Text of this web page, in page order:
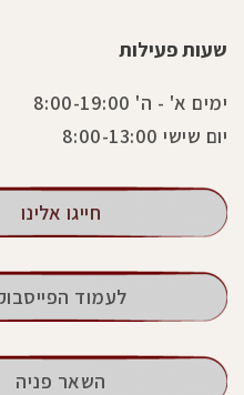
שעות פעילות
ימים א' - ה' 8:00-19:00
יום שישי 8:00-13:00
חייגו אלינו
לעמוד
השאר פניה